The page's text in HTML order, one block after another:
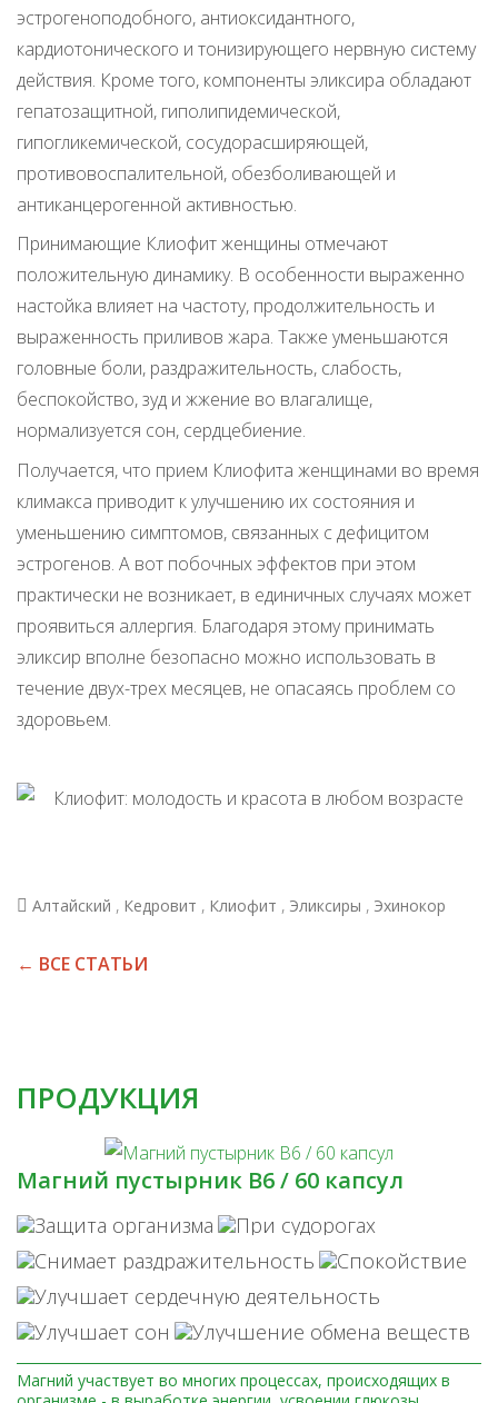
эстрогеноподобного, антиоксидантного,
кардиотонического и тонизирующего нервную систему
действия. Кроме того, компоненты эликсира обладают
гепатозащитной, гиполипидемической,
гипогликемической, сосудорасширяющей,
противовоспалительной, обезболивающей и
антиканцерогенной активностью.
Принимающие Клиофит женщины отмечают
положительную динамику. В особенности выраженно
настойка влияет на частоту, продолжительность и
выраженность приливов жара. Также уменьшаются
головные боли, раздражительность, слабость,
беспокойство, зуд и жжение во влагалище,
нормализуется сон, сердцебиение.
Получается, что прием Клиофита женщинами во время
климакса приводит к улучшению их состояния и
уменьшению симптомов, связанных с дефицитом
эстрогенов. А вот побочных эффектов при этом
практически не возникает, в единичных случаях может
проявиться аллергия. Благодаря этому принимать
эликсир вполне безопасно можно использовать в
течение двух-трех месяцев, не опасаясь проблем со
здоровьем.
Алтайский , Кедровит , Клиофит , Эликсиры , Эхинокор
← ВСЕ СТАТЬИ
ПРОДУКЦИЯ
Магний пустырник В6 / 60 капсул
Магний участвует во многих процессах, происходящих в